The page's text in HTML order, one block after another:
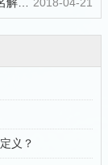
2018-04-21
？
义？